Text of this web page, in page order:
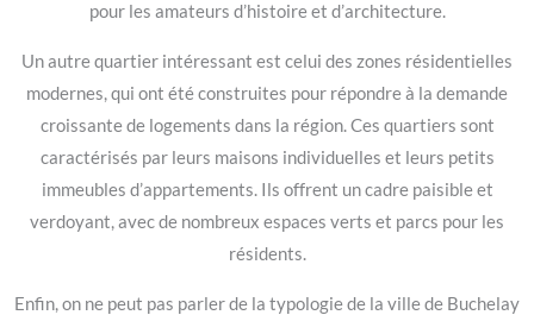
pour les amateurs d’histoire et d’architecture.
Un autre quartier intéressant est celui des zones résidentielles
modernes, qui ont été construites pour répondre à la demande
croissante de logements dans la région. Ces quartiers sont
caractérisés par leurs maisons individuelles et leurs petits
immeubles d’appartements. Ils offrent un cadre paisible et
verdoyant, avec de nombreux espaces verts et parcs pour les
résidents.
Enfin, on ne peut pas parler de la typologie de la ville de Buchelay